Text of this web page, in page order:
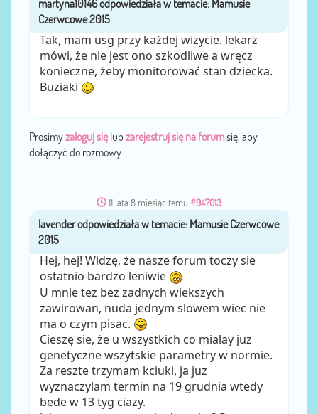
Tak, mam usg przy każdej wizycie. lekarz
mówi, że nie jest ono szkodliwe a wręcz
konieczne, żeby monitorować stan dziecka.
Buziaki
Prosimyzaloguj sięlub zarejestruj się na forumsię, aby
dołączyć do rozmowy.
11 lata 8 miesiąc temu #947013
przezlavender
Hej, hej! Widzę, że nasze forum toczy sie
ostatnio bardzo leniwie
U mnie tez bez zadnych wiekszych
zawirowan, nuda jednym slowem wiec nie
ma o czym pisac.
Cieszę sie, że u wszystkich co mialay juz
genetyczne wszytskie parametry w normie.
Za reszte trzymam kciuki, ja juz
wyznaczylam termin na 19 grudnia wtedy
bede w 13 tyg ciazy.